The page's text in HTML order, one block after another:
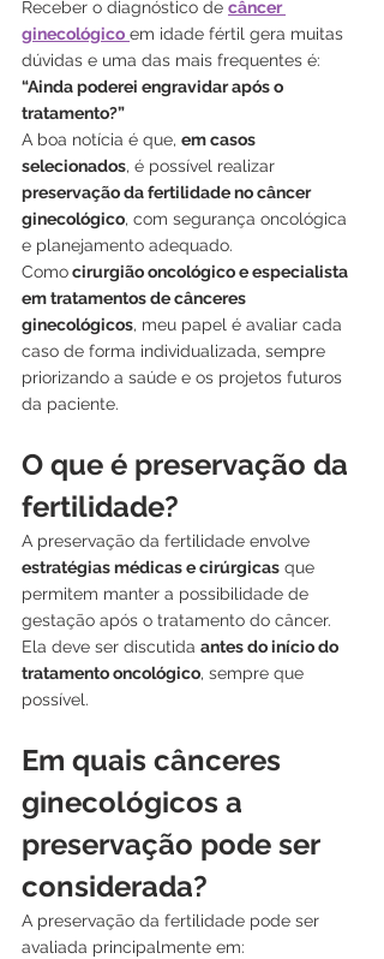
Receber o diagnóstico de câncer
ginecológico em idade fértil gera muitas
dúvidas e uma das mais frequentes é:
“Ainda poderei engravidar após o
tratamento?”
A boa notícia é que, em casos
selecionados, é possível realizar
preservação da fertilidade no câncer
ginecológico, com segurança oncológica
e planejamento adequado.
Como cirurgião oncológico e especialista
em tratamentos de cânceres
ginecológicos, meu papel é avaliar cada
caso de forma individualizada, sempre
priorizando a saúde e os projetos futuros
da paciente.
O que é preservação da
fertilidade?
A preservação da fertilidade envolve
estratégias médicas e cirúrgicas que
permitem manter a possibilidade de
gestação após o tratamento do câncer.
Ela deve ser discutida antes do início do
tratamento oncológico, sempre que
possível.
Em quais cânceres
ginecológicos a
preservação pode ser
considerada?
A preservação da fertilidade pode ser
avaliada principalmente em: